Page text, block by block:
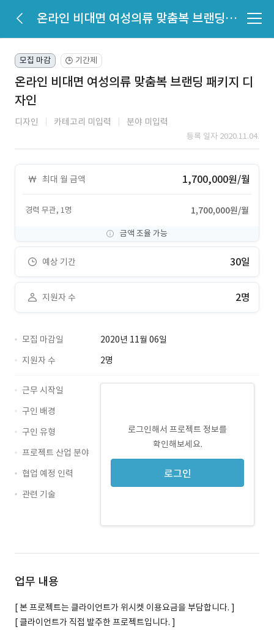
온라인 비대면 여성의류 맞춤복 브랜딩 패키지 디자인
모집 마감 🕒 기간제
온라인 비대면 여성의류 맞춤복 브랜딩 패키지 디
자인
디자인 카테고리 미입력 분야 미입력
등록 일자 2020.11.04.
최대 월 금액 1,700,000원/월
경력 무관, 1명 1,700,000원/월
금액 조율 가능
예상 기간 30일
지원자 수 2명
모집 마감일
2020년 11월 06일
지원자 수
2명
로그인해서 프로젝트 정보를
확인해보세요.
로그인
근무 시작일
구인 배경
구인 유형
프로젝트 산업 분야
협업 예정 인력
관련 기술
업무 내용
[ 본 프로젝트는 클라이언트가 위시켓 이용요금을 부담합니다. ]
[ 클라이언트가 직접 발주한 프로젝트입니다. ]